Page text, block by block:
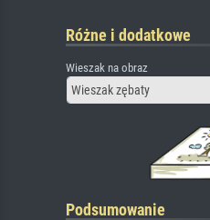
Różne i dodatkowe
Wieszak na obraz
Wieszak zębaty
Podsumowanie